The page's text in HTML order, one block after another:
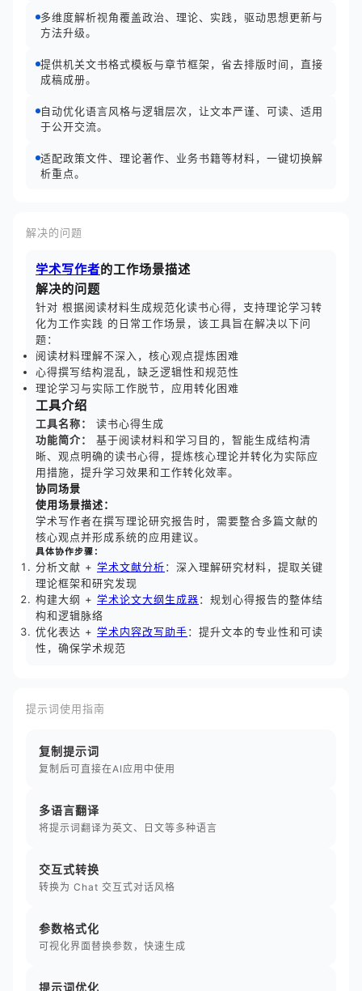
多维度解析视角覆盖政治、理论、实践，驱动思想更新与
方法升级。
提供机关文书格式模板与章节框架，省去排版时间，直接
成稿成册。
自动优化语言风格与逻辑层次，让文本严谨、可读、适用
于公开交流。
适配政策文件、理论著作、业务书籍等材料，一键切换解
析重点。
解决的问题
学术写作者的工作场景描述
解决的问题
针对 根据阅读材料生成规范化读书心得，支持理论学习转
化为工作实践 的日常工作场景，该工具旨在解决以下问
题：
阅读材料理解不深入，核心观点提炼困难
心得撰写结构混乱，缺乏逻辑性和规范性
理论学习与实际工作脱节，应用转化困难
工具介绍
工具名称：
读书心得生成
功能简介：
基于阅读材料和学习目的，智能生成结构清
晰、观点明确的读书心得，提炼核心理论并转化为实际应
用措施，提升学习效果和工作转化效率。
协同场景
使用场景描述：
学术写作者在撰写理论研究报告时，需要整合多篇文献的
核心观点并形成系统的应用建议。
具体协作步骤：
分析文献 + 学术文献分析：深入理解研究材料，提取关键
理论框架和研究发现
构建大纲 + 学术论文大纲生成器：规划心得报告的整体结
构和逻辑脉络
优化表达 + 学术内容改写助手：提升文本的专业性和可读
性，确保学术规范
提示词使用指南
复制提示词
复制后可直接在AI应用中使用
多语言翻译
将提示词翻译为英文、日文等多种语言
交互式转换
转换为 Chat 交互式对话风格
参数格式化
可视化界面替换参数，快速生成
提示词优化